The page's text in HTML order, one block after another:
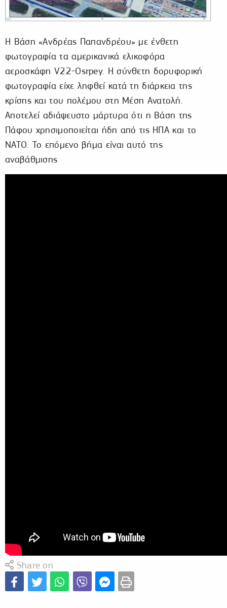
Η Βάση «Ανδρέας Παπανδρέου» µε ένθετη
φωτογραφία τα αµερικανικά ελικοφόρα
αεροσκάφη V22-Osrpey. Η σύνθετη δορυφορική
φωτογραφία είχε ληφθεί κατά τη διάρκεια της
κρίσης και του πολέµου στη Μέση Ανατολή.
Αποτελεί αδιάψευστο µάρτυρα ότι η Βάση της
Πάφου χρησιµοποιείται ήδη από τις ΗΠΑ και το
ΝΑΤΟ. Το επόµενο βήµα είναι αυτό της
αναβάθµισης
Share on